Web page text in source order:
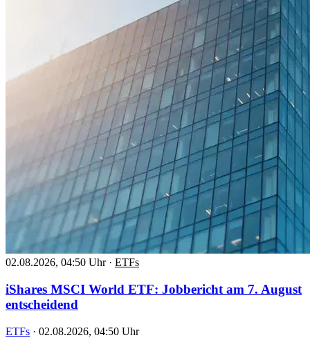
02.08.2026, 04:50 Uhr · ETFs
iShares MSCI World ETF: Jobbericht am 7. August
entscheidend
ETFs · 02.08.2026, 04:50 Uhr